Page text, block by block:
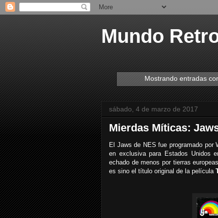
Mundo
Mostrando entradas
sábado, 4 de marzo de 2017
Mierdas Míticas:
El Jaws de NES fue programado por
en exclusiva para Estados Unidos
echado de menos por tierras
es sino el título original de la película